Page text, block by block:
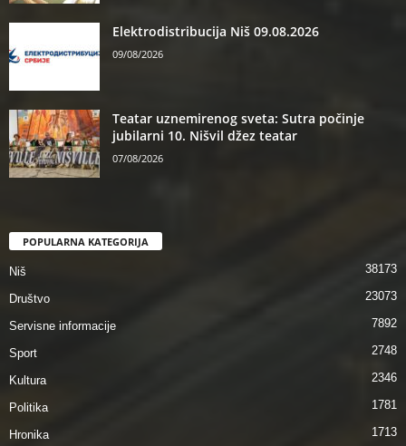
Elektrodistribucija Niš 09.08.2026
09/08/2026
Teatar uznemirenog sveta: Sutra počinje
jubilarni 10. Nišvil džez teatar
07/08/2026
POPULARNA KATEGORIJA
Niš 38173
Društvo 23073
Servisne informacije 7892
Sport 2748
Kultura 2346
Politika 1781
Hronika 1713